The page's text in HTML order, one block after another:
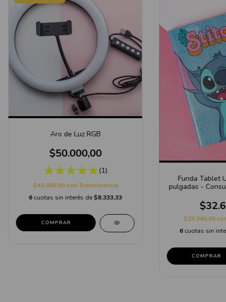
Aro de Luz RGB
$50.000,00
(1)
$45.000,00conTransferencia
6cuotas sin interés de$8.333,33
Funda Tablet
pulgadas -
$29.340,00
6 cuotas sin
COMPRAR